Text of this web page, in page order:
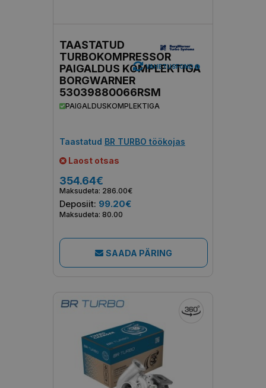
TAASTATUD
TURBOKOMPRESSOR
PAIGALDUS KOMPLEKTIGA
BORGWARNER
53039880066RSM
PAIGALDUSKOMPLEKTIGA
Taastatud BR TURBO töökojas
Laost otsas
354.64€
Maksudeta: 286.00€
Deposiit: 99.20€
Maksudeta: 80.00
VAHETUSFOND
SAADA PÄRING